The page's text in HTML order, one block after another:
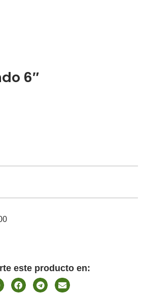
6″
este producto en: